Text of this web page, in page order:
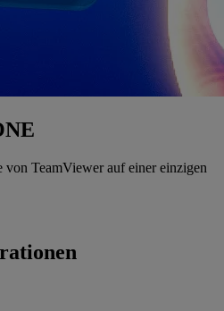
von TeamViewer auf einer einzigen